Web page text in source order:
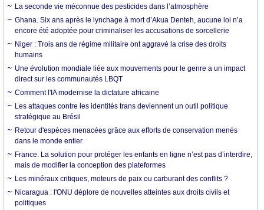
La seconde vie méconnue des pesticides dans l’atmosphère
Ghana. Six ans après le lynchage à mort d’Akua Denteh, aucune loi n’a
encore été adoptée pour criminaliser les accusations de sorcellerie
Niger : Trois ans de régime militaire ont aggravé la crise des droits
humains
Une évolution mondiale liée aux mouvements pour le genre a un impact
direct sur les communautés LBQT
Comment l'IA modernise la dictature africaine
Les attaques contre les identités trans deviennent un outil politique
stratégique au Brésil
Retour d'espèces menacées grâce aux efforts de conservation menés
dans le monde entier
France. La solution pour protéger les enfants en ligne n’est pas d’interdire,
mais de modifier la conception des plateformes
Les minéraux critiques, moteurs de paix ou carburant des conflits ?
Nicaragua : l'ONU déplore de nouvelles atteintes aux droits civils et
politiques